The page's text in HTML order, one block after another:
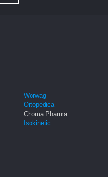
Worwag
Ortopedica
Choma Pharma
Isokinetic